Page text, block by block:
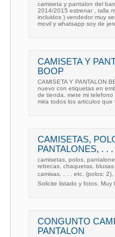
camiseta y pantalon del
2014/2015 estrenar , talla
incluidos ) vendedor muy
movil y whatsapp soy de
CAMISETA Y
BOOP
CAMISETA Y PANTALON
nuevo con etiquetas en
de tienda. mete mi
mira todos los articulos
CAMISETAS,
PANTALONES, . . .
camisetas, polos,
rebecas, chaquetas,
camisas, . . . etc. (polos:
Solicite listado y fotos. Muy
CONGUNTO
PANTALON